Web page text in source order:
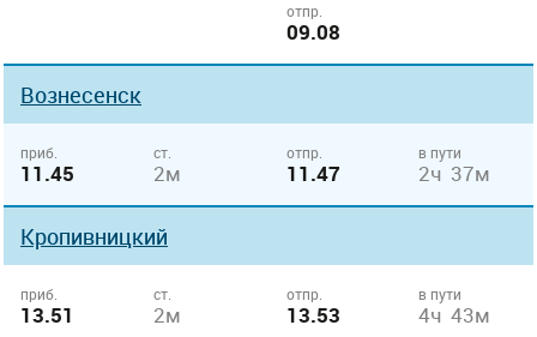
отпр.
09.08
Вознесенск
приб.
11.45
ст.
2м
отпр.
11.47
в пути
2ч 37м
Кропивницкий
приб.
13.51
ст.
2м
отпр.
13.53
в пути
4ч 43м